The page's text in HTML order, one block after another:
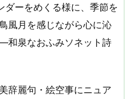
ダーをめくる様に、季節を
風月を感じながら心に沁
和泉なおふみソネット詩
辞麗句・絵空事にニュア